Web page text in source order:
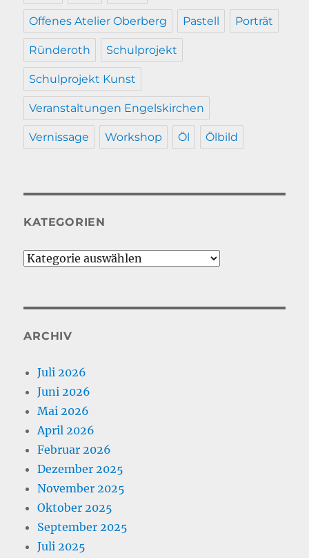
Offenes Atelier Oberberg Pastell Porträt
Ründeroth Schulprojekt
Schulprojekt Kunst
Veranstaltungen Engelskirchen
Vernissage Workshop Öl Ölbild
KATEGORIEN
Kategorien
ARCHIV
Juli 2026
Juni 2026
Mai 2026
April 2026
Februar 2026
Dezember 2025
November 2025
Oktober 2025
September 2025
Juli 2025